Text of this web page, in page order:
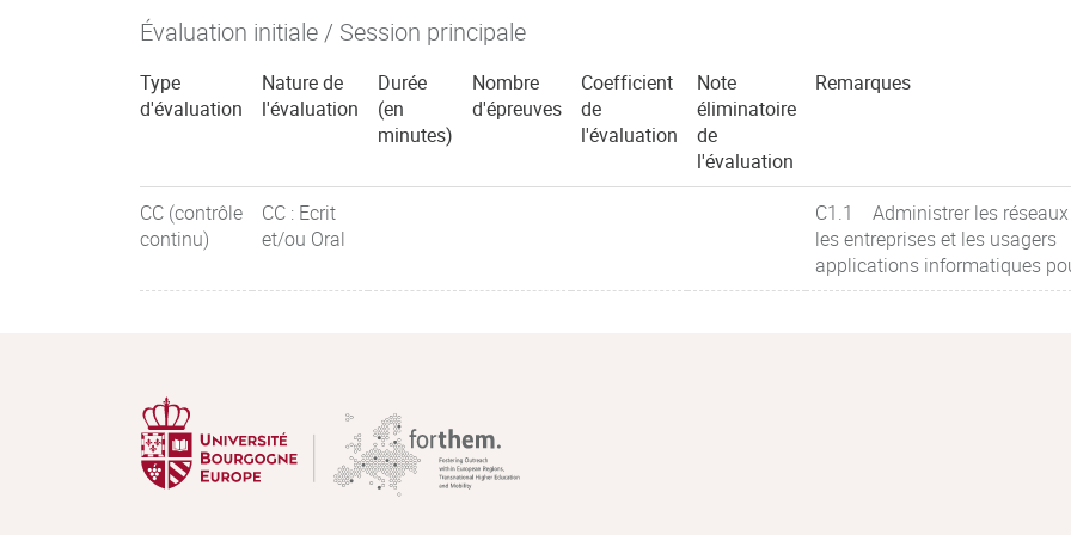
Évaluation initiale / Session principale
Type
d'évaluation
Nature de
l'évaluation
Durée
(en
minutes)
Nombre
d'épreuves
Coefficient
de
l'évaluation
Note
éliminatoire
de
l'évaluation
Remarques
CC (contrôle
continu)
CC : Ecrit
et/ou Oral
C1.1 Administrer les
les entreprises et les
applications informatiques